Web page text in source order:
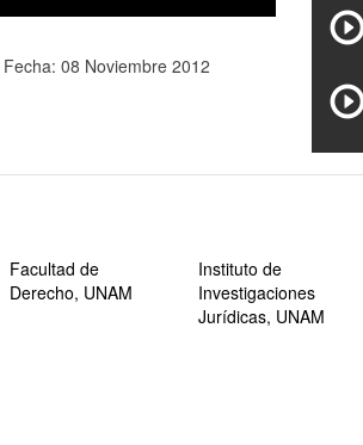
Fecha: 08 Noviembre 2012
Facultad de
Derecho, UNAM
Instituto de
Investigaciones
Jurídicas, UNAM